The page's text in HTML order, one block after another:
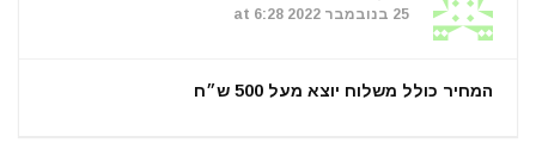
25 בנובמבר 2022 at 6:28
המחיר כולל משלוח יוצא מעל 500 ש״ח